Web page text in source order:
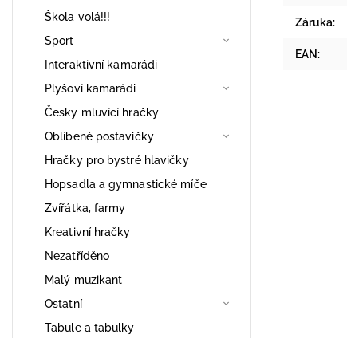
Škola volá!!!
Sport
Interaktivní kamarádi
Plyšoví kamarádi
Česky mluvící hračky
Oblíbené postavičky
Hračky pro bystré hlavičky
Hopsadla a gymnastické míče
Zvířátka, farmy
Kreativní hračky
Nezatříděno
Malý muzikant
Ostatní
Tabule a tabulky
Záruka:
EAN :